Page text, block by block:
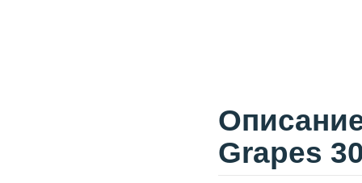
Grapes